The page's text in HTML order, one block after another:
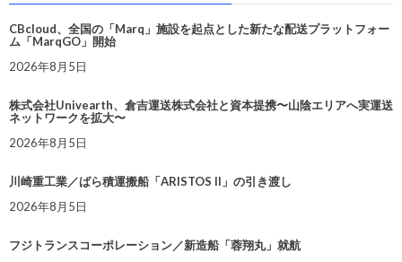
CBcloud、全国の「Marq」施設を起点とした新たな配送プラットフォー
ム「MarqGO」開始
2026年8月5日
株式会社Univearth、倉吉運送株式会社と資本提携〜山陰エリアへ実運送
ネットワークを拡大〜
2026年8月5日
川崎重工業／ばら積運搬船「ARISTOS II」の引き渡し
2026年8月5日
フジトランスコーポレーション／新造船「蓉翔丸」就航